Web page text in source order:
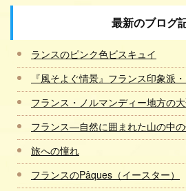
最新のブログ
ランスのピンク色ビスキュイ
『風そよぐ情景』フランス印象派
フランス・ノルマンディー地方の
フランス―自然に囲まれた山の中
旅への憧れ
フランスのPâques（イースター）